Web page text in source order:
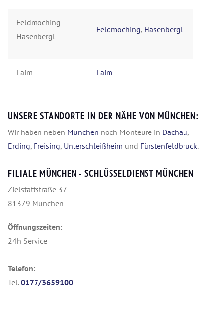
Feldmoching -
Hasenbergl
Feldmoching, Hasenbergl
Laim Laim
UNSERE STANDORTE IN DER NÄHE VON MÜNCHEN:
Wir haben neben München noch Monteure in Dachau,
Erding, Freising, Unterschleißheim und Fürstenfeldbruck.
FILIALE MÜNCHEN - SCHLÜSSELDIENST MÜNCHEN
Zielstattstraße 37
81379 München
Öffnungszeiten:
24h Service
Telefon:
Tel.0177/3659100